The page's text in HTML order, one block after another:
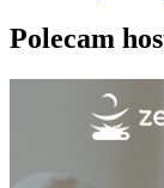
Polecam